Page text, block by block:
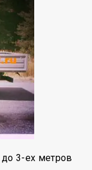
до 3-ех метров